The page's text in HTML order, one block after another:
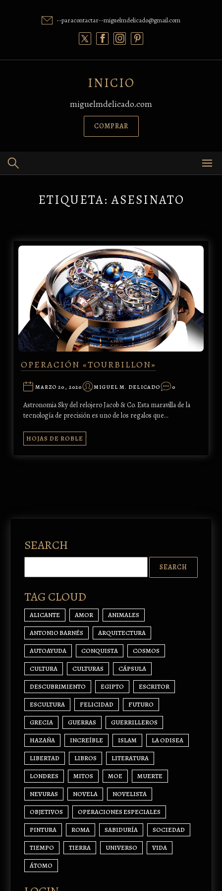
--paracontactar--miguelmdelicado@gmail.com
INICIO
miguelmdelicado.com
COMPRAR
ETIQUETA:ASESINATO
OPERACIÓN «TOURBILLON»
MARZO 20, 2020 MIGUEL M. DELICADO 0
Astronomia Sky del relojero Jacob & Co. Esta maravilla de la
tecnología de precisión es uno de los regalos que…
HOJAS DE ROBLE
SEARCH
TAG CLOUD
ALICANTE AMOR ANIMALES
ANTONIO BARNÉS ARQUITECTURA
AUTOAYUDA CONQUISTA COSMOS
CULTURA CULTURAS CÁPSULA
DESCUBRIMIENTO EGIPTO ESCRITOR
ESCULTURA FELICIDAD FUTURO
GRECIA GUERRAS GUERRILLEROS
HAZAÑA INCREÍBLE ISLAM LA ODISEA
LIBERTAD LIBROS LITERATURA
LONDRES MITOS MOE MUERTE
NEVURAS NOVELA NOVELISTA
OBJETIVOS OPERACIONES ESPECIALES
PINTURA ROMA SABIDURÍA SOCIEDAD
TIEMPO TIERRA UNIVERSO VIDA
ÁTOMO